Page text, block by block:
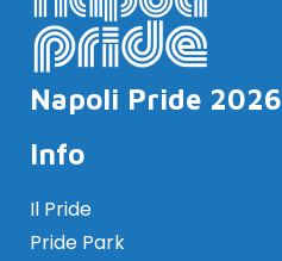
Napoli Pride 2026
Info
Il Pride
Pride Park